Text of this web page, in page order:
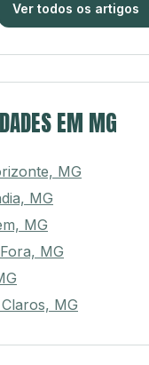
Ver todos os artigos
EM MG
MG
MG
MG
MG
MG